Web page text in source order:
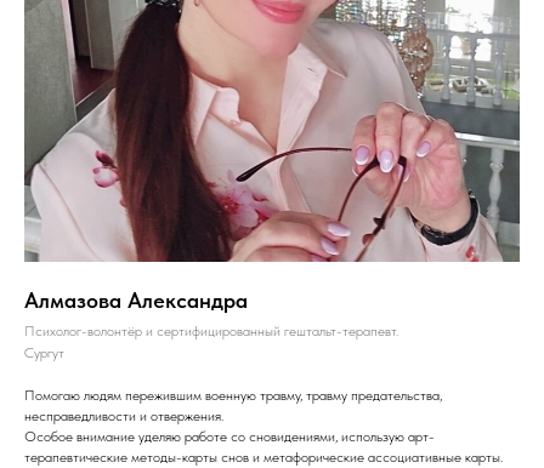
Алмазова Александра
Психолог-волонтёр и сертифицированный гештальт-терапевт.
Сургут
Помогаю людям пережившим военную травму, травму предательства,
несправедливости и отвержения.
Особое внимание уделяю работе со сновидениями, использую арт-
терапевтические методы-карты снов и метафорические ассоциативные карты.